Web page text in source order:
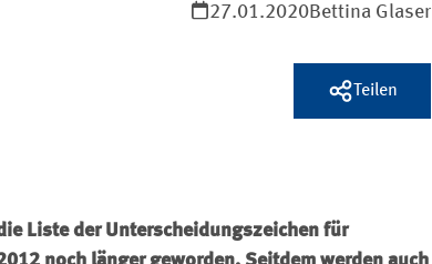
27.01.2020Bettina Glaser
Teilen
Liste der Unterscheidungszeichen für